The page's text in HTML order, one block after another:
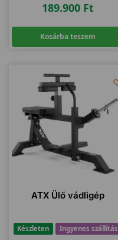
189.900 Ft
Kosárba teszem
ATX Ülő vádligép
Készleten Ingyenes szállítás